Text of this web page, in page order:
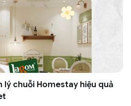
lý chuỗi Homestay hiệu quả